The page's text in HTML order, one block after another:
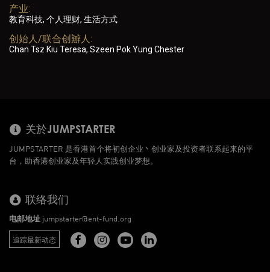
产业:
教育科技, 个人理财, 生活方式
创始人/联合创辧人:
Chan Tsz Kiu Teresa, Szeen Pok Yung Chester
关於JUMPSTARTER
JUMPSTARTER 是香港首个将初创企业丶创业家及投资者联系起来的平
台，助香港创业家及年轻人实践创业梦想。
联络我们
电邮地址 jumpstarter@ent-fund.org
追踪最新动态